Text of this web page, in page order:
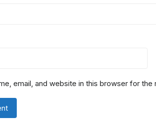
email, and website in this browser for